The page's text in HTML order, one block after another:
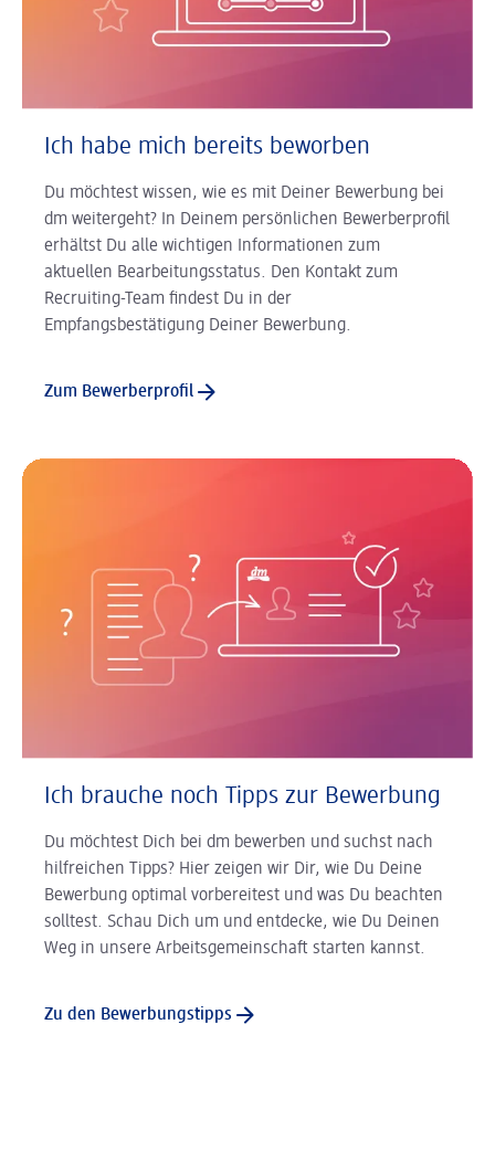
Ich habe mich bereits beworben
Du möchtest wissen, wie es mit Deiner Bewerbung bei
dm weitergeht? In Deinem persönlichen Bewerberprofil
erhältst Du alle wichtigen Informationen zum
aktuellen Bearbeitungsstatus. Den Kontakt zum
Recruiting-Team findest Du in der
Empfangsbestätigung Deiner Bewerbung.
Zum Bewerberprofil
Ich brauche noch Tipps zur Bewerbung
Du möchtest Dich bei dm bewerben und suchst nach
hilfreichen Tipps? Hier zeigen wir Dir, wie Du Deine
Bewerbung optimal vorbereitest und was Du beachten
solltest. Schau Dich um und entdecke, wie Du Deinen
Weg in unsere Arbeitsgemeinschaft starten kannst.
Zu den Bewerbungstipps